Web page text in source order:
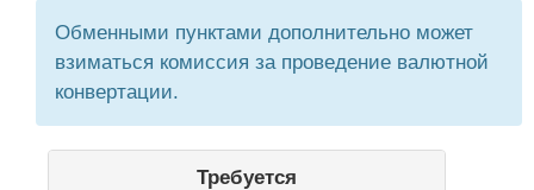
Обменными пунктами дополнительно может
взиматься комиссия за проведение валютной
конвертации.
Требуется